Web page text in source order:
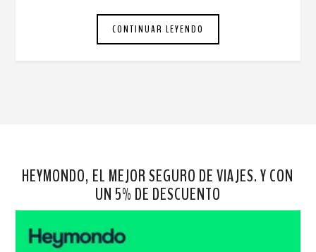
CONTINUAR LEYENDO
HEYMONDO, EL MEJOR SEGURO DE VIAJES. Y CON
UN 5% DE DESCUENTO